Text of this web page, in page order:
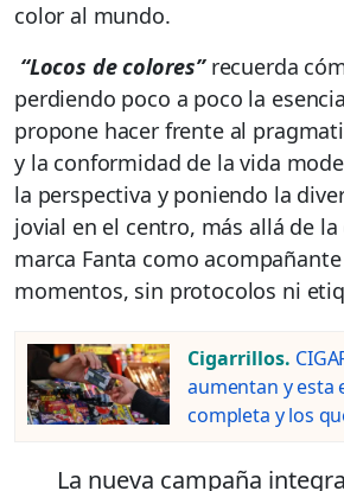
color al mundo.
“Locos de colores” recuerda
perdiendo poco a poco la
propone hacer frente al
y la conformidad de la vida
la perspectiva y poniendo la
jovial en el centro, más allá de la
marca Fanta como
momentos, sin protocolos ni
Cigarrillos.
aumentan y esta
completa y los
La nueva campaña